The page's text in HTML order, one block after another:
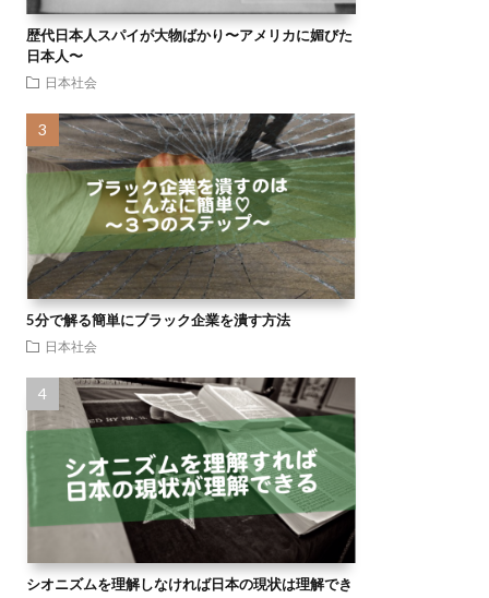
歴代日本人スパイが大物ばかり〜アメリカに媚びた
日本人〜
日本社会
5分で解る簡単にブラック企業を潰す方法
日本社会
シオニズムを理解しなければ日本の現状は理解でき